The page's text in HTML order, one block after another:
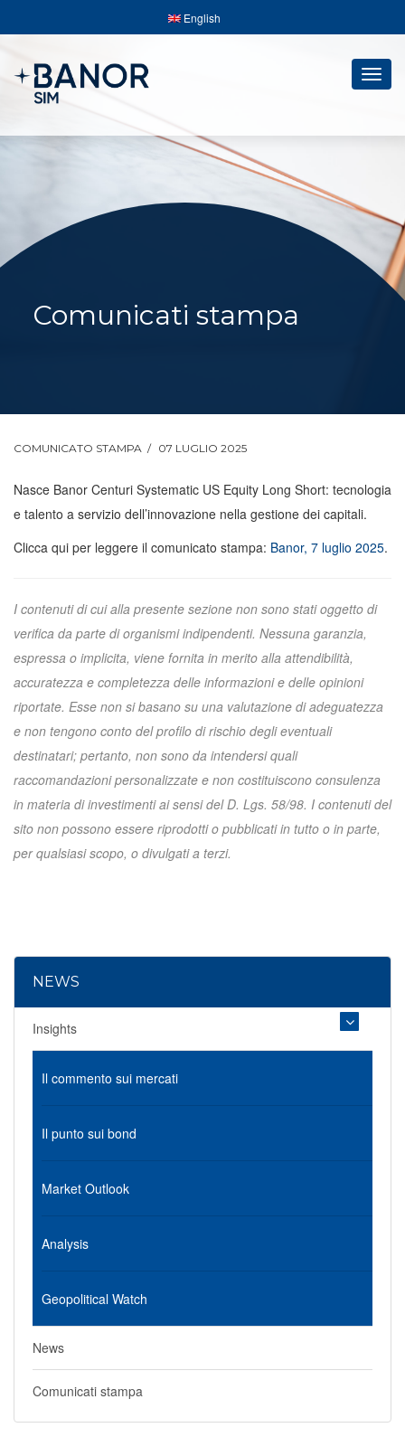
English
Comunicati stampa
COMUNICATO STAMPA 07 LUGLIO 2025
Nasce Banor Centuri Systematic US Equity Long Short: tecnologia
e talento a servizio dell’innovazione nella gestione dei capitali.
Clicca qui per leggere il comunicato stampa: Banor, 7 luglio 2025.
I contenuti di cui alla presente sezione non sono stati oggetto di
verifica da parte di organismi indipendenti. Nessuna garanzia,
espressa o implicita, viene fornita in merito alla attendibilità,
accuratezza e completezza delle informazioni e delle opinioni
riportate. Esse non si basano su una valutazione di adeguatezza
e non tengono conto del profilo di rischio degli eventuali
destinatari; pertanto, non sono da intendersi quali
raccomandazioni personalizzate e non costituiscono consulenza
in materia di investimenti ai sensi del D. Lgs. 58/98. I contenuti del
sito non possono essere riprodotti o pubblicati in tutto o in parte,
per qualsiasi scopo, o divulgati a terzi.
NEWS
Insights
Il commento sui mercati
Il punto sui bond
Market Outlook
Analysis
Geopolitical Watch
News
Comunicati stampa